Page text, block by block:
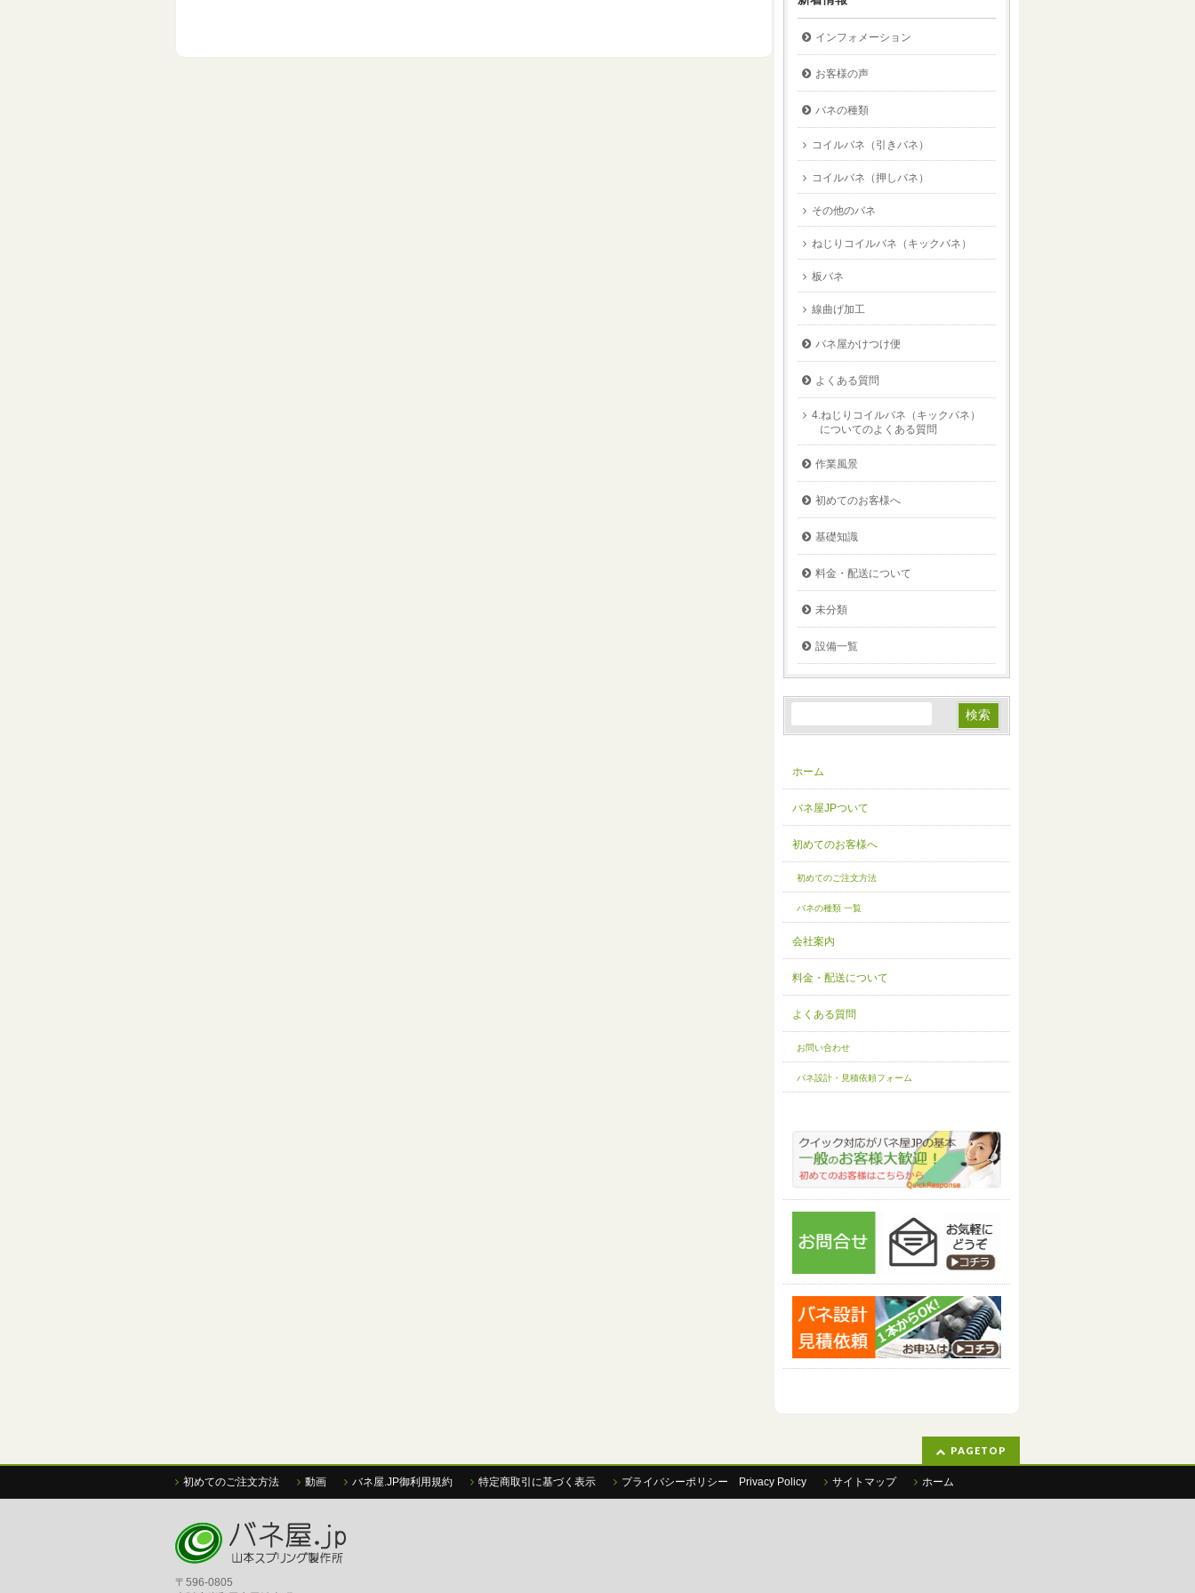
インフォメーション
お客様の声
バネの種類
コイルバネ（引きバネ）
コイルバネ（押しバネ）
その他のバネ
ねじりコイルバネ（キックバネ）
板バネ
線曲げ加工
バネ屋かけつけ便
よくある質問
4.ねじりコイルバネ（キックバネ）
についてのよくある質問
作業風景
初めてのお客様へ
基礎知識
料金・配送について
未分類
設備一覧
ホーム
バネ屋JPついて
初めてのお客様へ
初めてのご注文方法
バネの種類 一覧
会社案内
料金・配送について
よくある質問
お問い合わせ
バネ設計・見積依頼フォーム
PAGETOP
初めてのご注文方法 動画 バネ屋.JP御利用規約 特定商取引に基づく表示 プライバシーポリシー Privacy Policy サイトマップ ホーム
〒596-0805